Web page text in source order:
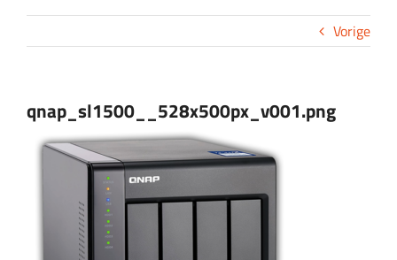
Vorige
qnap_sl1500__528x500px_v001.png